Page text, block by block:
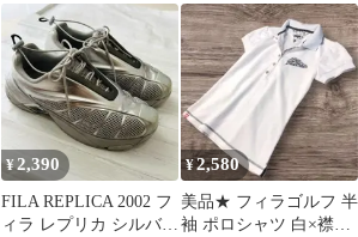
3L セパレート ブラッ
ク
ェア M
¥2,390
FILA REPLICA 2002 フ
ィラ レプリカ シルバー
¥2,580
美品★ フィラゴルフ 半
袖 ポロシャツ 白×襟元